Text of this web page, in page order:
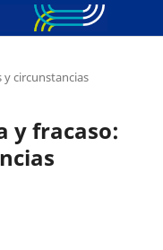
y circunstancias
y fracaso: